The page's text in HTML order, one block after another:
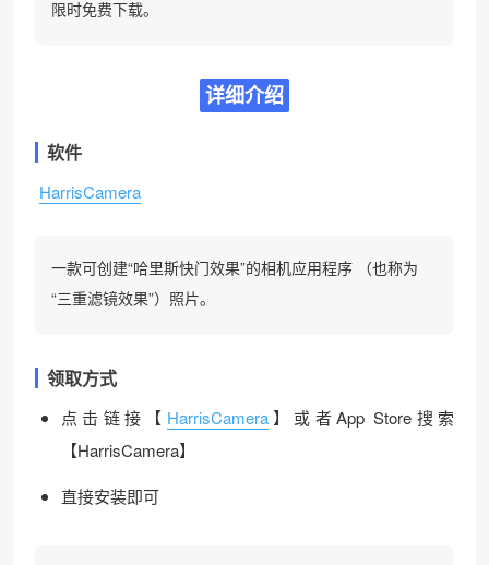
限时免费下载。
详细介绍
软件
HarrisCamera
一款可创建“哈里斯快门效果”的相机应用程序 （也称为
“三重滤镜效果”）照片。
领取方式
点击链接【 HarrisCamera】或者App Store搜索
【HarrisCamera】
直接安装即可